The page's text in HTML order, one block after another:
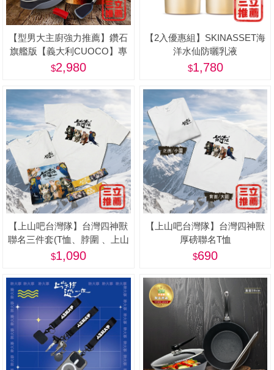
【型男大主廚強力推薦】鑽石
旗艦版【義大利CUOCO】專
利石墨烯S3-IH大寶鍋34cm(附
2,980
【2入優惠組】SKINASSET海
洋水仙防曬乳液
(SPF50+,PA++++)-美
1,780
【上山吧台灣隊】台灣四神獸
聯名三件套(T恤、脖圍 、上山
下海鑰匙圈)
1,090
【上山吧台灣隊】台灣四神獸
厚磅聯名T恤
690